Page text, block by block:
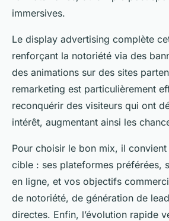
immersives.
Le display advertising complète
renforçant la notoriété via des
des animations sur des sites
remarketing est particulièrement
reconquérir des visiteurs qui ont
intérêt, augmentant ainsi les
Pour choisir le bon mix, il convient
cible : ses plateformes préférées,
en ligne, et vos objectifs
de notoriété, de génération de
directes. Enfin, l’évolution rapide